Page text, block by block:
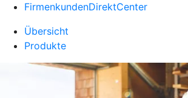
FirmenkundenDirektCenter
Übersicht
Produkte